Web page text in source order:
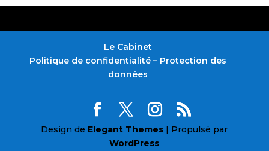
Le Cabinet
Politique de confidentialité – Protection des
données
Design de Elegant Themes | Propulsé par
WordPress